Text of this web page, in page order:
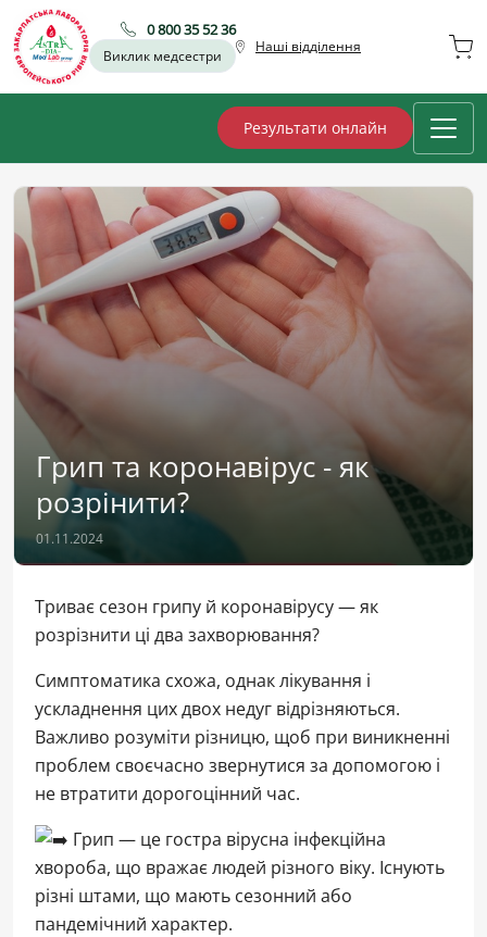
0 800 35 52 36
Виклик медсестри
Наші відділення
Результати онлайн
Грип та коронавірус - як
розрінити?
01.11.2024
Триває сезон грипу й коронавірусу — як
розрізнити ці два захворювання?
Симптоматика схожа, однак лікування і
ускладнення цих двох недуг відрізняються.
Важливо розуміти різницю, щоб при виникненні
проблем своєчасно звернутися за допомогою і
не втратити дорогоцінний час.
Грип — це гостра вірусна інфекційна
хвороба, що вражає людей різного віку. Існують
різні штами, що мають сезонний або
пандемічний характер.